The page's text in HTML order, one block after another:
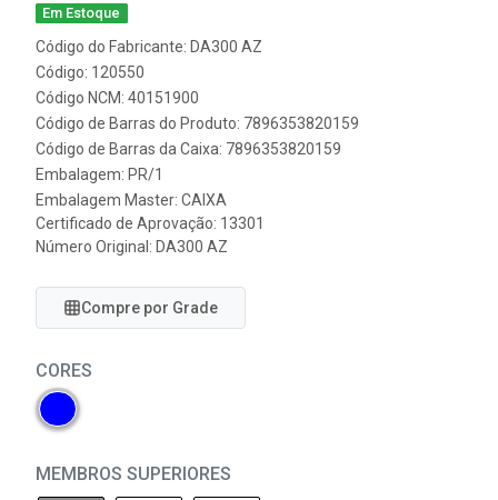
Em Estoque
Código do Fabricante: DA300 AZ
Código: 120550
Código NCM: 40151900
Código de Barras do Produto: 7896353820159
Código de Barras da Caixa: 7896353820159
Embalagem: PR/1
Embalagem Master: CAIXA
Certificado de Aprovação: 13301
Número Original: DA300 AZ
Compre por Grade
CORES
MEMBROS SUPERIORES